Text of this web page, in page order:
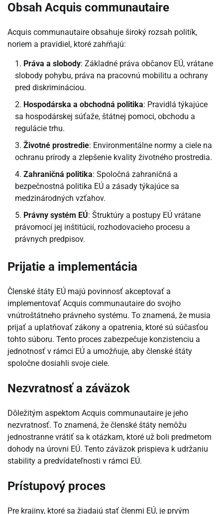
Obsah Acquis communautaire
Acquis communautaire obsahuje široký rozsah politík,
noriem a pravidiel, ktoré zahŕňajú:
Práva a slobody: Základné práva občanov EÚ, vrátane
slobody pohybu, práva na pracovnú mobilitu a ochrany
pred diskrimináciou.
Hospodárska a obchodná politika: Pravidlá týkajúce
sa hospodárskej súťaže, štátnej pomoci, obchodu a
regulácie trhu.
Životné prostredie: Environmentálne normy a ciele na
ochranu prírody a zlepšenie kvality životného prostredia.
Zahraničná politika: Spoločná zahraničná a
bezpečnostná politika EÚ a zásady týkajúce sa
medzinárodných vzťahov.
Právny systém EÚ: Štruktúry a postupy EÚ vrátane
právomocí jej inštitúcií, rozhodovacieho procesu a
právnych predpisov.
Prijatie a implementácia
Členské štáty EÚ majú povinnosť akceptovať a
implementovať Acquis communautaire do svojho
vnútroštátneho právneho systému. To znamená, že musia
prijať a uplatňovať zákony a opatrenia, ktoré sú súčasťou
tohto súboru. Tento proces zabezpečuje konzistenciu a
jednotnosť v rámci EÚ a umožňuje, aby členské štáty
spoločne dosiahli svoje ciele.
Nezvratnosť a záväzok
Dôležitým aspektom Acquis communautaire je jeho
nezvratnosť. To znamená, že členské štáty nemôžu
jednostranne vrátiť sa k otázkam, ktoré už boli predmetom
dohody na úrovni EÚ. Tento záväzok prispieva k udržaniu
stability a predvídateľnosti v rámci EÚ.
Prístupový proces
Pre krajiny, ktoré sa žiadajú stať členmi EÚ, je prvým